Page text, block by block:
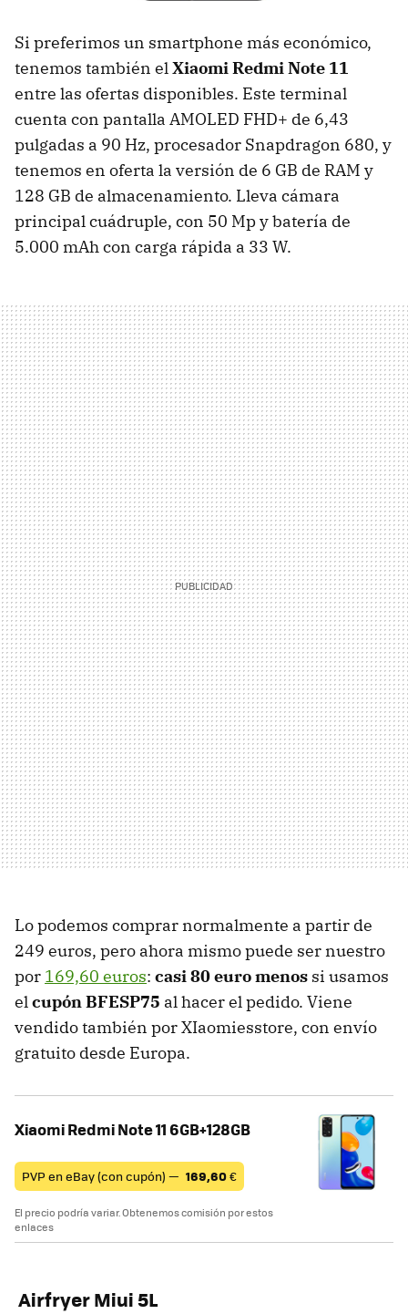
Si preferimos un smartphone más económico,
tenemos también elXiaomi Redmi Note 11
entre las ofertas disponibles. Este terminal
cuenta con pantalla AMOLED FHD+ de 6,43
pulgadas a 90 Hz, procesador Snapdragon 680, y
tenemos en oferta la versión de 6 GB de RAM y
128 GB de almacenamiento. Lleva cámara
principal cuádruple, con 50 Mp y batería de
5.000 mAh con carga rápida a 33 W.
Lo podemos comprar normalmente a partir de
249 euros, pero ahora mismo puede ser nuestro
por 169,60 euros: casi 80 euro menos si usamos
elcupón BFESP75 al hacer el pedido. Viene
vendido también por XIaomiesstore, con envío
gratuito desde Europa.
Xiaomi Redmi Note 11 6GB+128GB
PVP en eBay (con cupón) — 169,60€
El precio podría variar. Obtenemos comisión por estos
enlaces
Airfryer Miui 5L